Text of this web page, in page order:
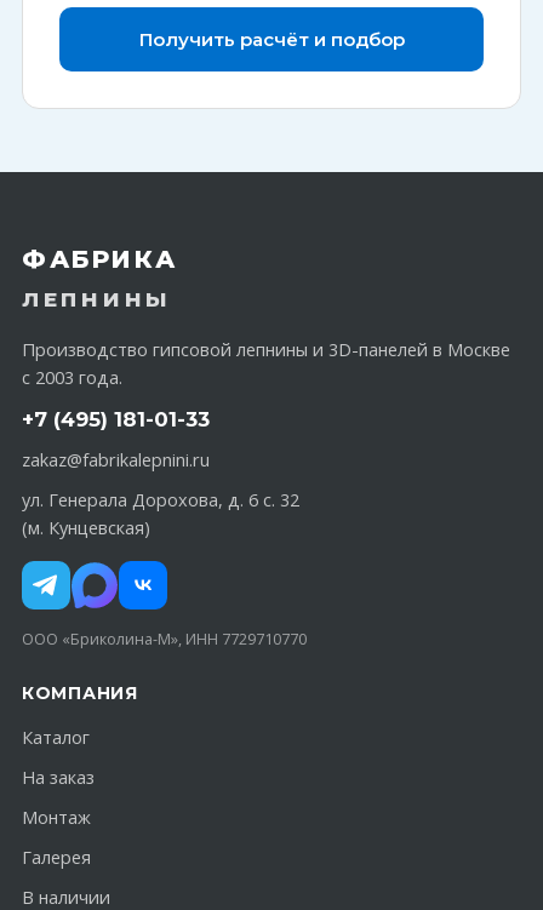
Получить расчёт и подбор
ФАБРИКА
ЛЕПНИНЫ
Производство гипсовой лепнины и 3D-панелей в Москве
с 2003 года.
+7 (495) 181-01-33
zakaz@fabrikalepnini.ru
ул. Генерала Дорохова, д. 6 с. 32
(м. Кунцевская)
ООО «Бриколина-М», ИНН 7729710770
КОМПАНИЯ
Каталог
На заказ
Монтаж
Галерея
В наличии